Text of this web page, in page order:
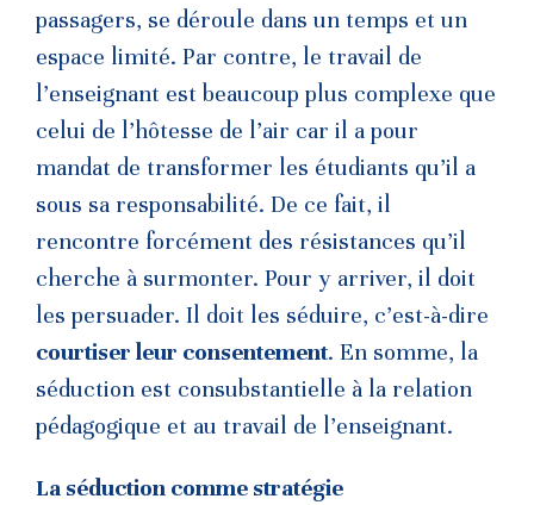
passagers, se déroule dans un temps et un
espace limité. Par contre, le travail de
l’enseignant est beaucoup plus complexe que
celui de l’hôtesse de l’air car il a pour
mandat de transformer les étudiants qu’il a
sous sa responsabilité. De ce fait, il
rencontre forcément des résistances qu’il
cherche à surmonter. Pour y arriver, il doit
les persuader. Il doit les séduire, c’est-à-dire
courtiser leur consentement. En somme, la
séduction est consubstantielle à la relation
pédagogique et au travail de l’enseignant.
La séduction comme stratégie